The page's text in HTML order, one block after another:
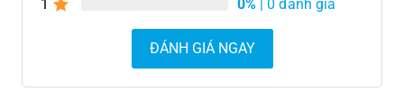
1
0% | 0 đánh giá
ĐÁNH GIÁ NGAY